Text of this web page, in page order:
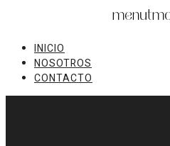
contenidoINICIO
NOSOTROS
CONTACTO